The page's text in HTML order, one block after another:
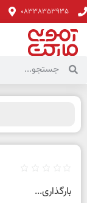
08338353935
بارگذاری...